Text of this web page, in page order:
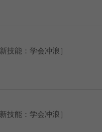
技能：学会冲浪］
技能：学会冲浪］